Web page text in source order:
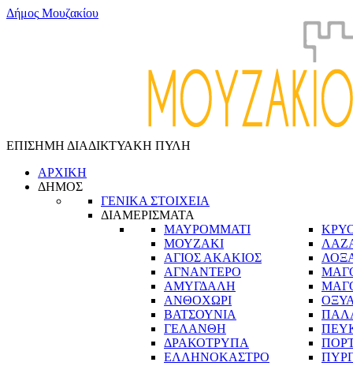
Δήμος Μουζακίου
ΕΠΙΣΗΜΗ ΔΙΑΔΙΚΤΥΑΚΗ ΠΥΛΗ
ΑΡΧΙΚΗ
ΔΗΜΟΣ
ΓΕΝΙΚΑ ΣΤΟΙΧΕΙΑ
ΔΙΑΜΕΡΙΣΜΑΤΑ
ΜΑΥΡΟΜΜΑΤΙ
ΜΟΥΖΑΚΙ
ΑΓΙΟΣ ΑΚΑΚΙΟΣ
ΑΓΝΑΝΤΕΡΟ
ΑΜΥΓΔΑΛΗ
ΑΝΘΟΧΩΡΙ
ΒΑΤΣΟΥΝΙΑ
ΓΕΛΑΝΘΗ
ΔΡΑΚΟΤΡΥΠΑ
ΕΛΛΗΝΟΚΑΣΤΡΟ